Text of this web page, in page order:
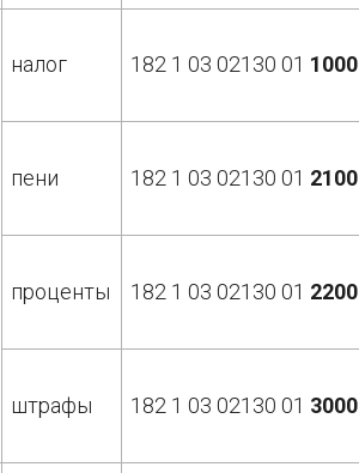
налог 182 1 03 02130 01 1000
пени 182 1 03 02130 01 2100
проценты 182 1 03 02130 01 2200
штрафы 182 1 03 02130 01 3000